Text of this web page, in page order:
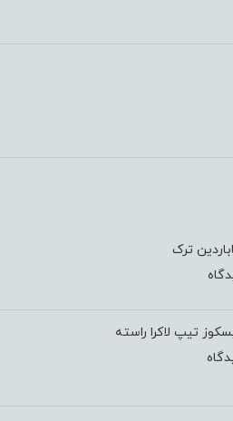
ترک
تیپ لاکرا راسته